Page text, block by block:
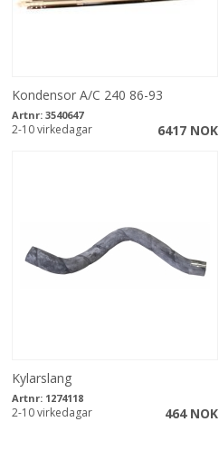
Kondensor A/C 240 86-93
Artnr: 3540647
6417 NOK
2-10 virkedagar
Kylarslang
Artnr: 1274118
464 NOK
2-10 virkedagar